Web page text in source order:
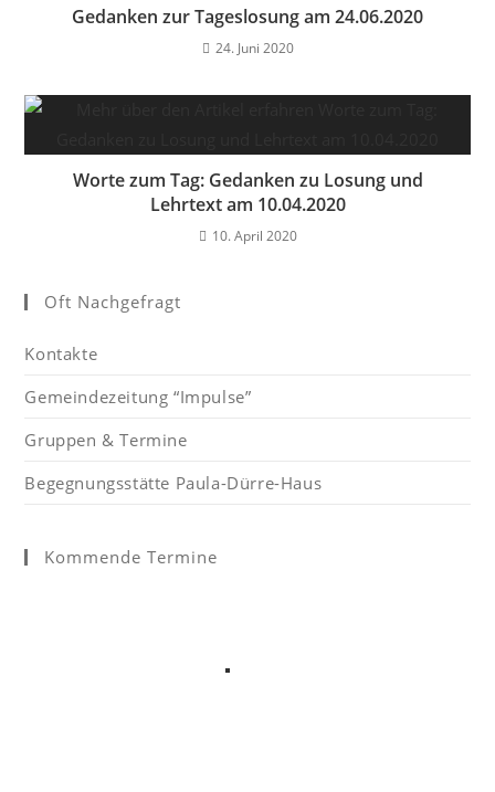
Gedanken zur Tageslosung am 24.06.2020
24. Juni 2020
Worte zum Tag: Gedanken zu Losung und
Lehrtext am 10.04.2020
10. April 2020
Oft Nachgefragt
Kontakte
Gemeindezeitung “Impulse”
Gruppen & Termine
Begegnungsstätte Paula-Dürre-Haus
Kommende Termine